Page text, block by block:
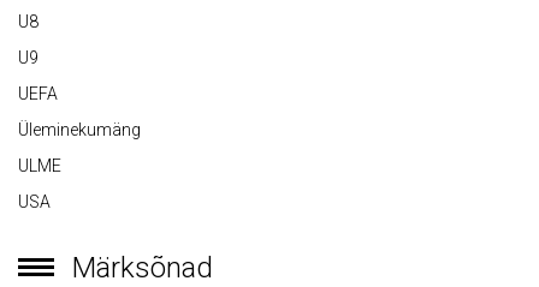
U8
U9
UEFA
Üleminekumäng
ULME
USA
Märksõnad